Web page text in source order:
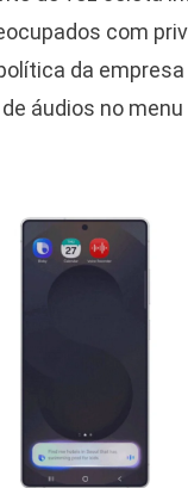
com
da
áudios no menu